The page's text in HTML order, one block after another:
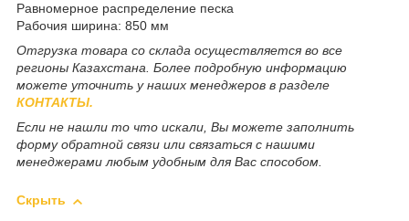
Равномерное распределение песка
Рабочия ширина: 850 мм
Отгрузка товара со склада осуществляется во все
регионы Казахстана. Более подробную информацию
можете уточнить у наших менеджеров в разделе
КОНТАКТЫ.
Если не нашли то что искали, Вы можете заполнить
форму обратной связи или связаться с нашими
менеджерами любым удобным для Вас способом.
Скрыть